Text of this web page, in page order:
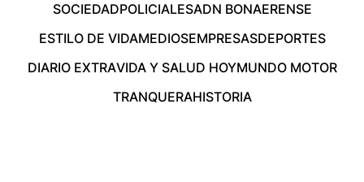
SOCIEDADPOLICIALESADN BONAERENSE
ESTILO DE VIDAMEDIOSEMPRESASDEPORTES
DIARIO EXTRAVIDA Y SALUD HOYMUNDO MOTOR
TRANQUERAHISTORIA